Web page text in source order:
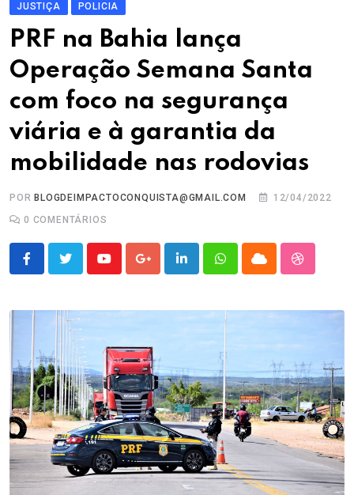
JUSTIÇA POLICIA
PRF na Bahia lança
Operação Semana Santa
com foco na segurança
viária e à garantia da
mobilidade nas rodovias
POR BLOGDEIMPACTOCONQUISTA@GMAIL.COM
12/04/2022
0 COMENTÁRIOS
YoutubeGoogle+LinkedInWhatsappCloud